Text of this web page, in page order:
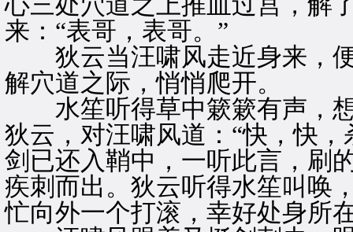
来：“表哥，表哥。”
狄云当汪啸风走近身来，便
解穴道之际，悄悄爬开。
水笙听得草中簌簌有声，想
狄云，对汪啸风道：“快，快
剑已还入鞘中，一听此言，刷
疾刺而出。狄云听得水笙叫唤
忙向外一个打滚，幸好处身所